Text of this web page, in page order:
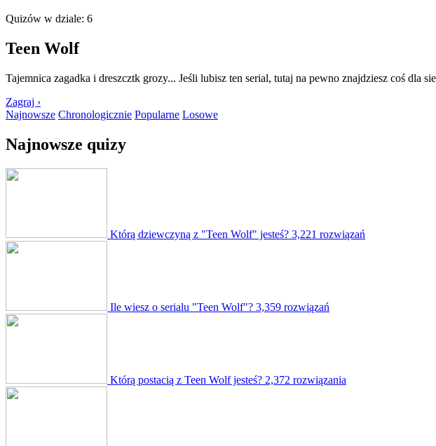
Quizów w dziale: 6
Teen Wolf
Tajemnica zagadka i dreszcztk grozy... Jeśli lubisz ten serial, tutaj na pewno znajdziesz coś dla
Zagraj ›
Najnowsze Chronologicznie Popularne Losowe
Najnowsze quizy
Którą dziewczyną z "Teen Wolf" jesteś? 3,221 rozwiązań
Ile wiesz o serialu "Teen Wolf"? 3,359 rozwiązań
Którą postacią z Teen Wolf jesteś? 2,372 rozwiązania